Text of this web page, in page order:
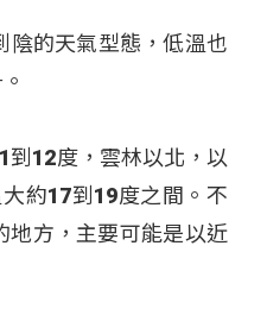
陰的天氣型態，低溫也
到12度，雲林以北，以
約17到19度之間。不
地方，主要可能是以近